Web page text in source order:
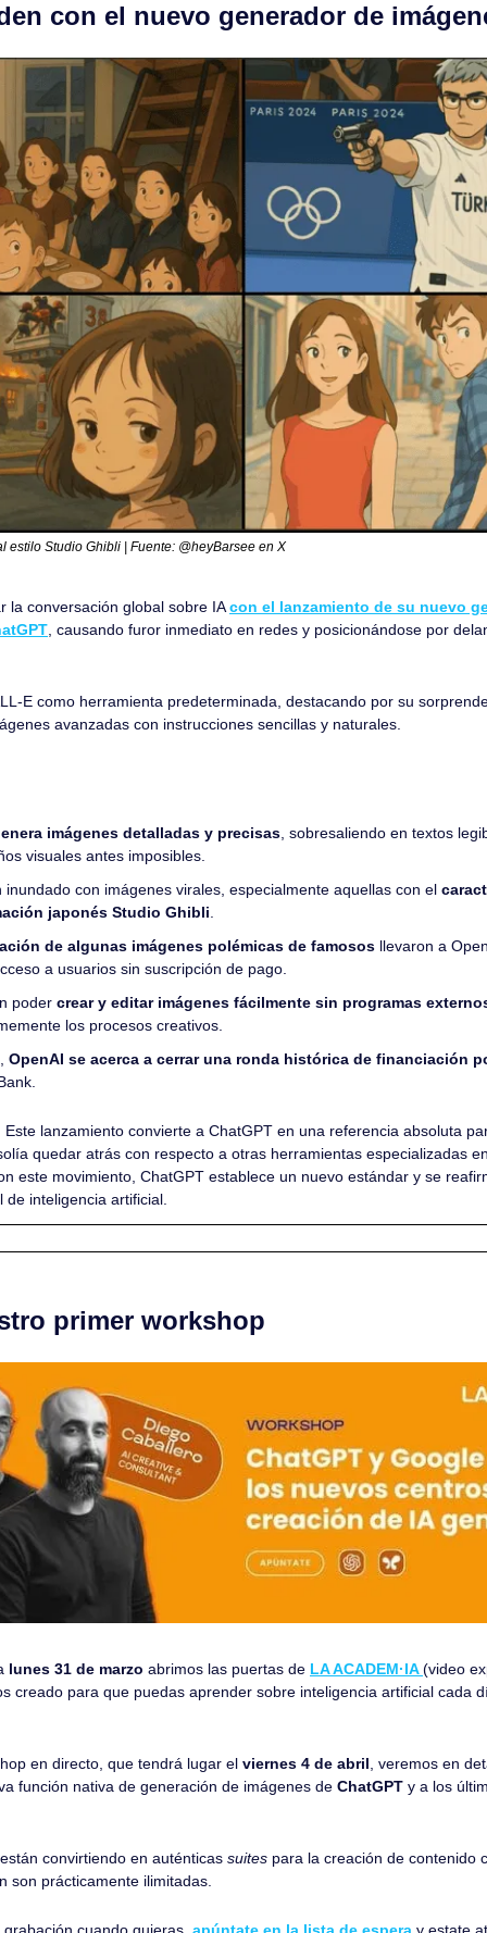
con el nuevo generador de
estilo Studio Ghibli | Fuente: @heyBarsee en X
la conversación global sobre IA con el lanzamiento de su nuevo
, causando furor inmediato en redes y posicionándose por
E como herramienta predeterminada, destacando por su
avanzadas con instrucciones sencillas y naturales.
imágenes detalladas y precisas, sobresaliendo en textos
visuales antes imposibles.
inundado con imágenes virales, especialmente aquellas con el
japonés Studio Ghibli.
de algunas imágenes polémicas de famosos llevaron a
a usuarios sin suscripción de pago.
poder crear y editar imágenes fácilmente sin programas
los procesos creativos.
OpenAI se acerca a cerrar una ronda histórica de financiación
Este lanzamiento convierte a ChatGPT en una referencia absoluta
quedar atrás con respecto a otras herramientas especializadas
este movimiento, ChatGPT establece un nuevo estándar y se
de inteligencia artificial.
primer workshop
lunes 31 de marzo abrimos las puertas de LA ACADEM·IA (video
creado para que puedas aprender sobre inteligencia artificial cada
en directo, que tendrá lugar el viernes 4 de abril, veremos en
función nativa de generación de imágenes de ChatGPT y a los
convirtiendo en auténticas suites para la creación de contenido
son prácticamente ilimitadas.